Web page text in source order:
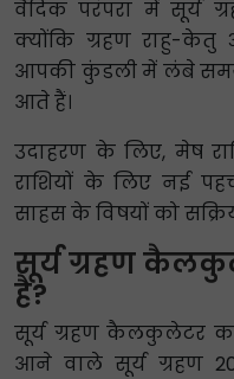
वैदिक परंपरा में सूर्य
क्योंकि ग्रहण राहु-
आपकी कुंडली में लंबे
आते हैं।
उदाहरण के लिए, मेष
राशियों के लिए नई
साहस के विषयों को
सूर्य ग्रहण
है?
सूर्य ग्रहण कैलकुलेटर
आने वाले सूर्य ग्रहण